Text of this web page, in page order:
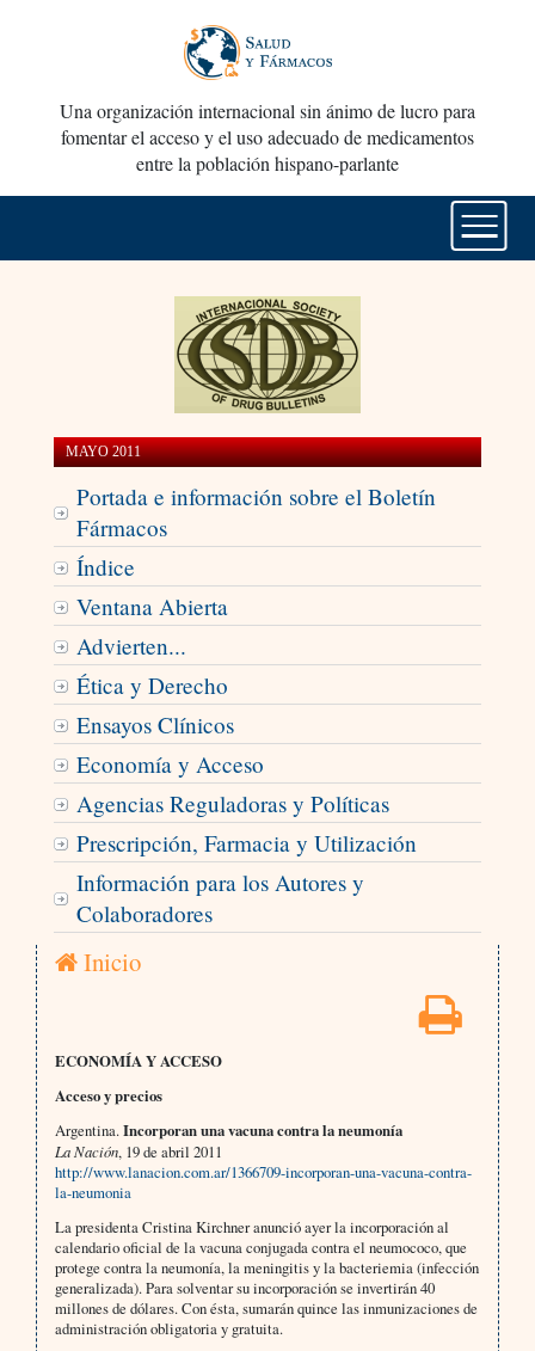
Una organización internacional sin ánimo de lucro para
fomentar el acceso y el uso adecuado de medicamentos
entre la población hispano-parlante
MAYO 2011
Portada e información sobre el Boletín
Fármacos
Índice
Ventana Abierta
Advierten...
Ética y Derecho
Ensayos Clínicos
Economía y Acceso
Agencias Reguladoras y Políticas
Prescripción, Farmacia y Utilización
Información para los Autores y
Colaboradores
Inicio
ECONOMÍA Y ACCESO
Acceso y precios
Argentina.Incorporan una vacuna contra la neumonía
La Nación, 19 de abril 2011
http://www.lanacion.com.ar/1366709-incorporan-una-vacuna-contra-
la-neumonia
La presidenta Cristina Kirchner anunció ayer la incorporación al
calendario oficial de la vacuna conjugada contra el neumococo, que
protege contra la neumonía, la meningitis y la bacteriemia (infección
generalizada). Para solventar su incorporación se invertirán 40
millones de dólares. Con ésta, sumarán quince las inmunizaciones de
administración obligatoria y gratuita.